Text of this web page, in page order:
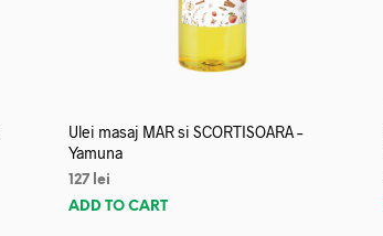
Ulei masaj MAR si SCORTISOARA –
Yamuna
127 lei
ADD TO CART